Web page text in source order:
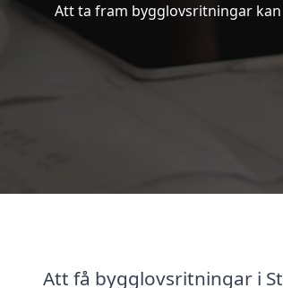
Att ta fram bygglovsritningar
Att få bygglovsritningar i